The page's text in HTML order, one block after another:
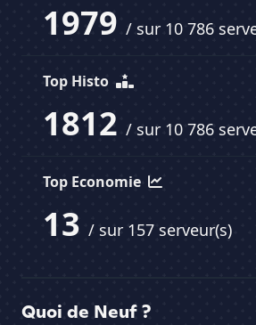
1979 / sur 10 786
Top Histo
1812 / sur 10 786
Top Economie
13 / sur 157 serveur(s)
Quoi de Neuf ?